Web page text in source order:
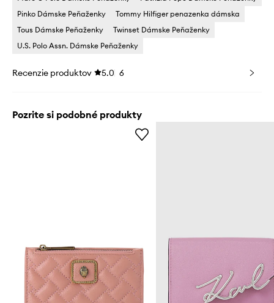
Pinko Dámske Peňaženky
Tommy Hilfiger penazenka dámska
Tous Dámske Peňaženky
Twinset Dámske Peňaženky
U.S. Polo Assn. Dámske Peňaženky
Recenzie produktov 5.0 6
Pozrite si podobné produkty